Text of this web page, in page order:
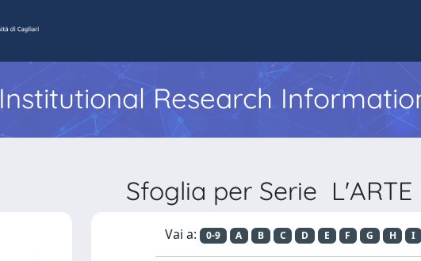
Institutional Research
Sfoglia per Serie L'ARTE
Vai a: 0-9 A B C D E F G H I